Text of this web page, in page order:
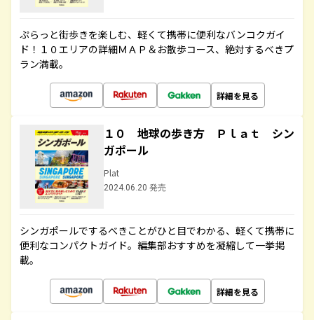
ぷらっと街歩きを楽しむ、軽くて携帯に便利なバンコクガイ
ド！１０エリアの詳細ＭＡＰ＆お散歩コース、絶対するべきプ
ラン満載。
詳細を見る
１０ 地球の歩き方 Ｐｌａｔ シン
ガポール
Plat
2024.06.20 発売
シンガポールでするべきことがひと目でわかる、軽くて携帯に
便利なコンパクトガイド。編集部おすすめを凝縮して一挙掲
載。
詳細を見る